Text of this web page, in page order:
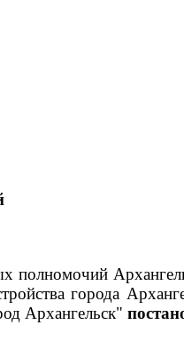
полномочий
города
Архангельск"